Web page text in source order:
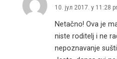
10. јул 2017. у 11:28
Netačno! Ova je
niste roditelj i ne
nepoznavanje